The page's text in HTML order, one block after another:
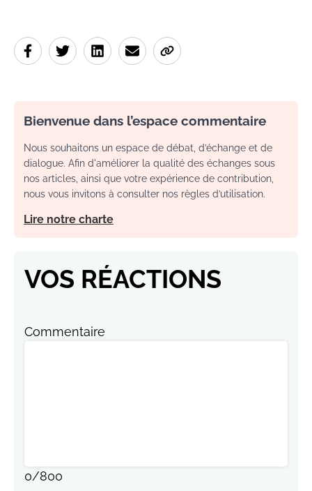
Bienvenue dans l’espace commentaire
Nous souhaitons un espace de débat, d’échange et de
dialogue. Afin d'améliorer la qualité des échanges sous
nos articles, ainsi que votre expérience de contribution,
nous vous invitons à consulter nos règles d’utilisation.
Lire notre charte
VOS RÉACTIONS
Commentaire
0/800